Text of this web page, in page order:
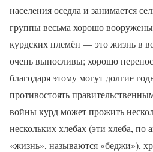
населения оседла и занимается
группы весьма хорошо
курдских племён — это жизнь в
очень выносливы; хорошо
благодаря этому могут долгие
противостоять
войны курд может прожить
нескольких хлебах (эти хлеба, по
«жизнь», называются «беджи»),